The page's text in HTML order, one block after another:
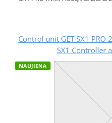
Control unit GET SX1 PRO
SX1 Controller
NAUJIENA